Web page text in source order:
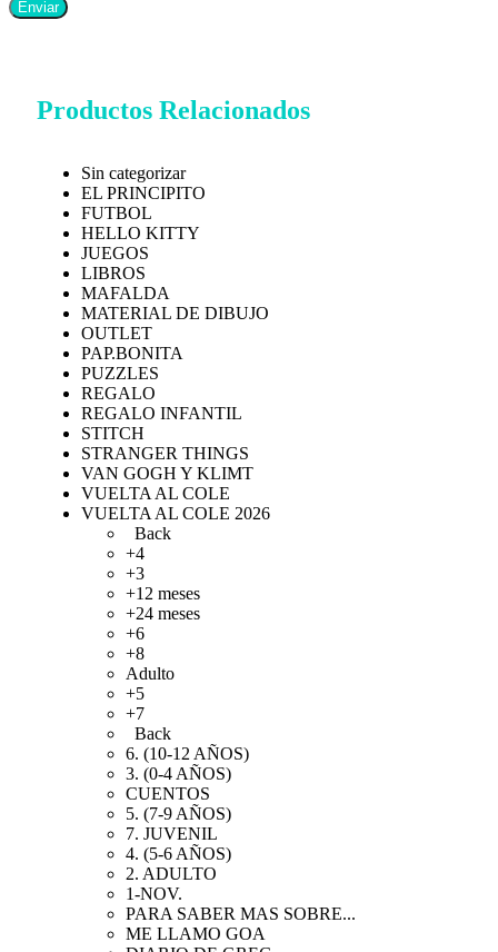
Productos Relacionados
Sin categorizar
EL PRINCIPITO
FUTBOL
HELLO KITTY
JUEGOS
LIBROS
MAFALDA
MATERIAL DE DIBUJO
OUTLET
PAP.BONITA
PUZZLES
REGALO
REGALO INFANTIL
STITCH
STRANGER THINGS
VAN GOGH Y KLIMT
VUELTA AL COLE
VUELTA AL COLE 2026
Back
+4
+3
+12 meses
+24 meses
+6
+8
Adulto
+5
+7
Back
6. (10-12 AÑOS)
3. (0-4 AÑOS)
CUENTOS
5. (7-9 AÑOS)
7. JUVENIL
4. (5-6 AÑOS)
2. ADULTO
1-NOV.
PARA SABER MAS SOBRE...
ME LLAMO GOA